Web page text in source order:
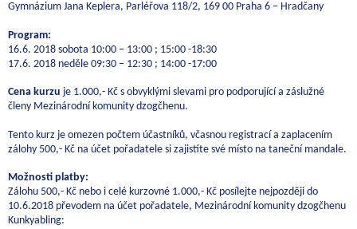
Gymnázium Jana Keplera, Parléřova 118/2, 169 00 Praha 6 – Hradčany
Program:
16.6. 2018 sobota 10:00 – 13:00 ; 15:00 -18:30
17.6. 2018 neděle 09:30 – 12:30 ; 14:00 -17:00
Cena kurzu je 1.000,- Kč s obvyklými slevami pro podporující a záslužné
členy Mezinárodní komunity dzogčhenu.
Tento kurz je omezen počtem účastníků, včasnou registrací a zaplacením
zálohy 500,- Kč na účet pořadatele si zajistíte své místo na taneční mandale.
Možnosti platby:
Zálohu 500,- Kč nebo i celé kurzovné 1.000,- Kč posílejte nejpozději do
10.6.2018 převodem na účet pořadatele, Mezinárodní komunity dzogčhenu
Kunkyabling: